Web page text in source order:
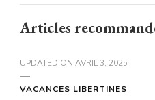
Articles
UPDATED ON AVRIL 3, 2025
VACANCES LIBERTINES